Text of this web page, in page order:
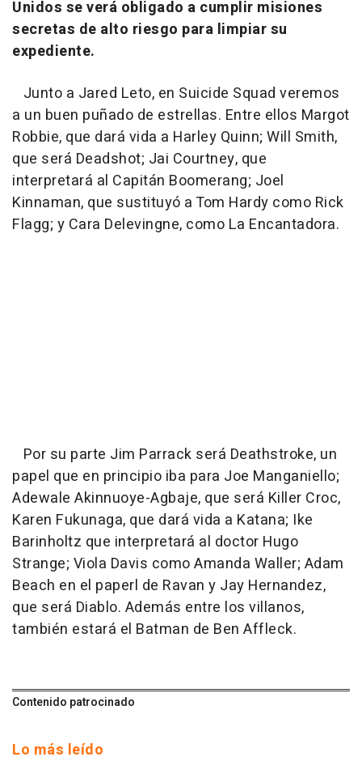
Unidos se verá obligado a cumplir misiones
secretas de alto riesgo para limpiar su
expediente.
Junto a Jared Leto, en Suicide Squad veremos
a un buen puñado de estrellas. Entre ellos Margot
Robbie, que dará vida a Harley Quinn; Will Smith,
que será Deadshot; Jai Courtney, que
interpretará al Capitán Boomerang; Joel
Kinnaman, que sustituyó a Tom Hardy como Rick
Flagg; y Cara Delevingne, como La Encantadora.
Por su parte Jim Parrack será Deathstroke, un
papel que en principio iba para Joe Manganiello;
Adewale Akinnuoye-Agbaje, que será Killer Croc,
Karen Fukunaga, que dará vida a Katana; Ike
Barinholtz que interpretará al doctor Hugo
Strange; Viola Davis como Amanda Waller; Adam
Beach en el paperl de Ravan y Jay Hernandez,
que será Diablo. Además entre los villanos,
también estará el Batman de Ben Affleck.
Contenido patrocinado
Lo más leído